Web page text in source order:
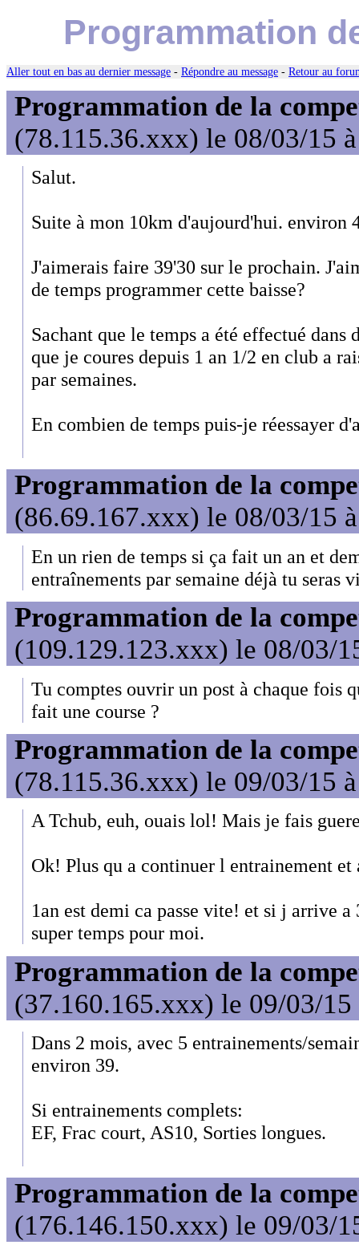
Programmation
Aller tout en bas au dernier message - Répondre au message - Retour au
Programmation de la
(78.115.36.xxx) le 08/03/15
Salut.
Suite à mon 10km d'aujourd'hui. environ
J'aimerais faire 39'30 sur le prochain.
de temps programmer cette baisse?
Sachant que le temps a été effectué dans
que je coures depuis 1 an 1/2 en club a
par semaines.
En combien de temps puis-je réessayer
Programmation de la
(86.69.167.xxx) le 08/03/15
En un rien de temps si ça fait un an et
entraînements par semaine déjà tu seras
Programmation de la
(109.129.123.xxx) le 08/03/
Tu comptes ouvrir un post à chaque fois
fait une course ?
Programmation de la
(78.115.36.xxx) le 09/03/15
A Tchub, euh, ouais lol! Mais je fais
Ok! Plus qu a continuer l entrainement et
1an est demi ca passe vite! et si j arrive a
super temps pour moi.
Programmation de la
(37.160.165.xxx) le 09/03/15
Dans 2 mois, avec 5 entrainements/
environ 39.
Si entrainements complets:
EF, Frac court, AS10, Sorties longues.
Programmation de la
(176.146.150.xxx) le 09/03/